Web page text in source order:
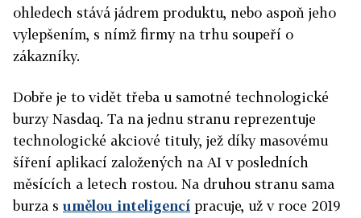
ohledech stává jádrem produktu, nebo aspoň jeho
vylepšením, s nímž firmy na trhu soupeří o
zákazníky.
Dobře je to vidět třeba u samotné technologické
burzy Nasdaq. Ta na jednu stranu reprezentuje
technologické akciové tituly, jež díky masovému
šíření aplikací založených na AI v posledních
měsících a letech rostou. Na druhou stranu sama
burza sumělou inteligencí pracuje, už v roce 2019